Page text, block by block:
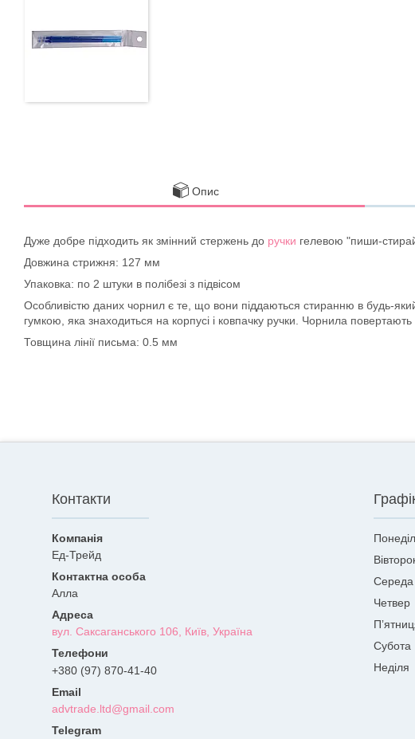
Опис
Дуже добре підходить як змінний стержень до ручки гелевою "пиши-
Довжина стрижня: 127 мм
Упаковка: по 2 штуки в полібезі з підвісом
Особливістю даних чорнил є те, що вони піддаються стиранню в будь-
гумкою, яка знаходиться на корпусі і ковпачку ручки. Чорнила
Товщина лінії письма: 0.5 мм
Контакти
Ед-Трейд
Алла
вул. Саксаганського 106, Київ, Україна
+380 (97) 870-41-40
advtrade.ltd@gmail.com
Середа
Четвер
Субота
Неділя